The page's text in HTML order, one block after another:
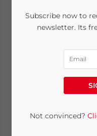
January 6, 2010Posted by
Subscribe now to
newsletter. Its
Not convinced?